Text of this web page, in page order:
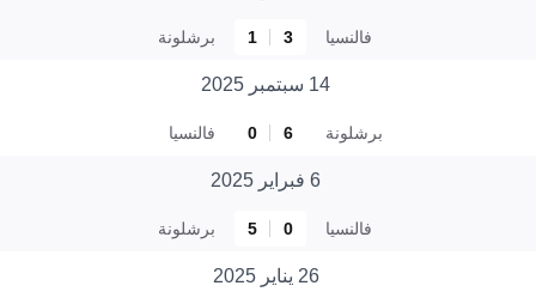
فالنسيا 3
1 برشلونة
14 سبتمبر 2025
برشلونة 6
0 فالنسيا
6 فبراير 2025
فالنسيا 0
5 برشلونة
26 يناير 2025